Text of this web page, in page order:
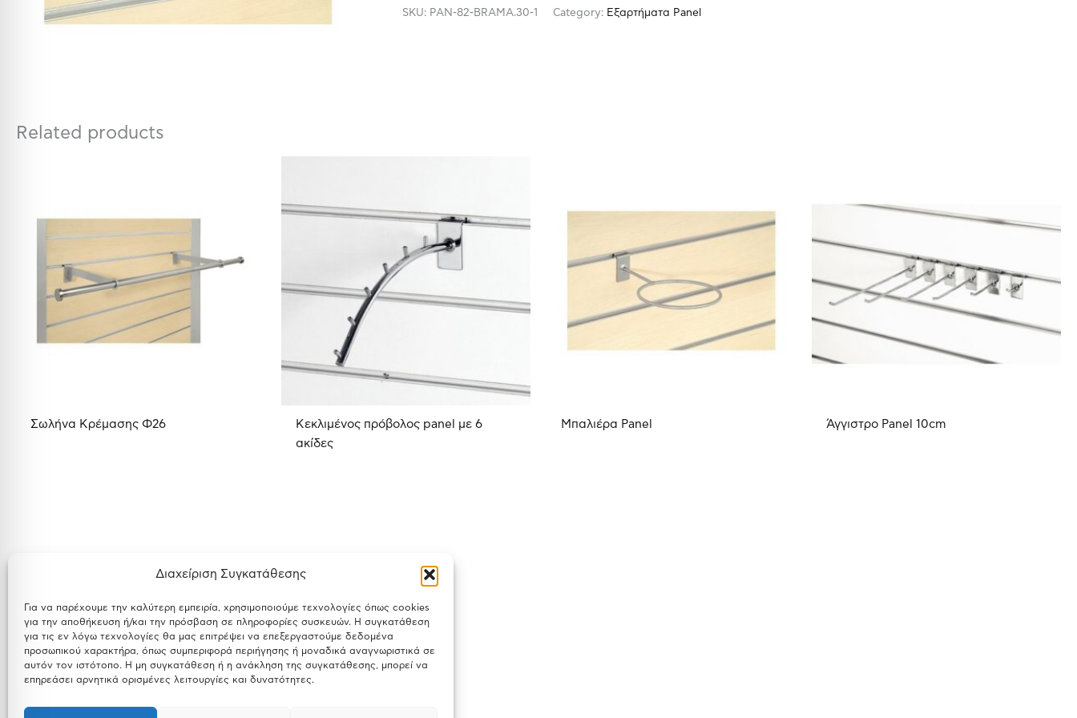
Διαχείριση Συγκατάθεσης
Για να παρέχουμε την καλύτερη εμπειρία, χρησιμοποιούμε τεχνολογίες όπως cookies
για την αποθήκευση ή/και την πρόσβαση σε πληροφορίες συσκευών. Η συγκατάθεση
για τις εν λόγω τεχνολογίες θα μας επιτρέψει να επεξεργαστούμε δεδομένα
προσωπικού χαρακτήρα, όπως συμπεριφορά περιήγησης ή μοναδικά αναγνωριστικά σε
αυτόν τον ιστότοπο. Η μη συγκατάθεση ή η ανάκληση της συγκατάθεσης, μπορεί να
επηρεάσει αρνητικά ορισμένες λειτουργίες και δυνατότητες.
SKU: PAN-82-BRAMA.30-1 Category: Εξαρτήματα Panel
Related products
Σωλήνα Κρέμασης Φ26
Κεκλιμένος πρόβολος panel με 6
ακίδες
Μπαλιέρα Panel Άγγιστρο Panel 10cm